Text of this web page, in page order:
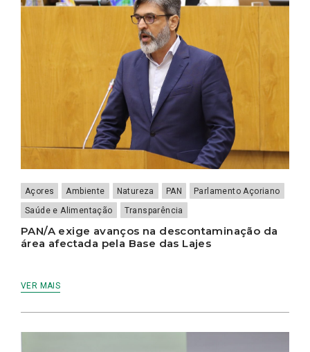
Açores Ambiente Natureza PAN
Parlamento Açoriano
Saúde e Alimentação
Transparência
PAN/A exige avanços na descontaminação da
área afectada pela Base das Lajes
VER MAIS